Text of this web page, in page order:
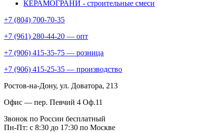
КЕРАМОГРАНИ - строительные смеси
+7 (804) 700-70-35
+7 (961) 280-44-20 — опт
+7 (906) 415-35-75 — розница
+7 (906) 415-25-35 — производство
Ростов-на-Дону, ул. Доватора, 213
Офис — пер. Певчий 4 Оф.11
Звонок по России бесплатный
Пн-Пт: с 8:30 до 17:30 по Москве